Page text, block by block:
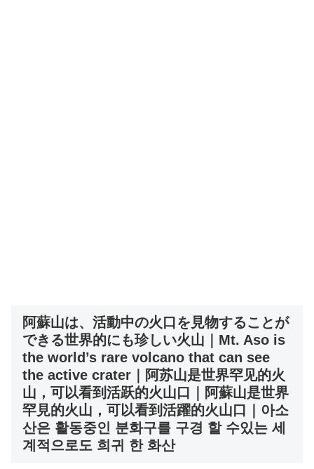
阿蘇山は、活動中の火口を見物することが
できる世界的にも珍しい火山｜Mt. Aso is
the world’s rare volcano that can see
the active crater｜阿苏山是世界罕见的火
山，可以看到活跃的火山口｜阿蘇山是世界
罕見的火山，可以看到活躍的火山口｜아소
산은 활동중인 분화구를 구경 할 수있는 세
계적으로도 희귀 한 화산